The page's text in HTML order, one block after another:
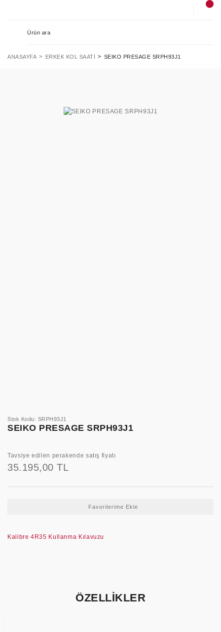
ANASAYFA ERKEK KOL SAATI SEIKO PRESAGE SRPH93J1
Stok Kodu: SRPH93J1
SEIKO PRESAGE SRPH93J1
Tavsiye edilen perakende satış fiyatı
35.195,00 TL
Kalibre 4R35 Kullanma Kılavuzu
ÖZELLİKLER